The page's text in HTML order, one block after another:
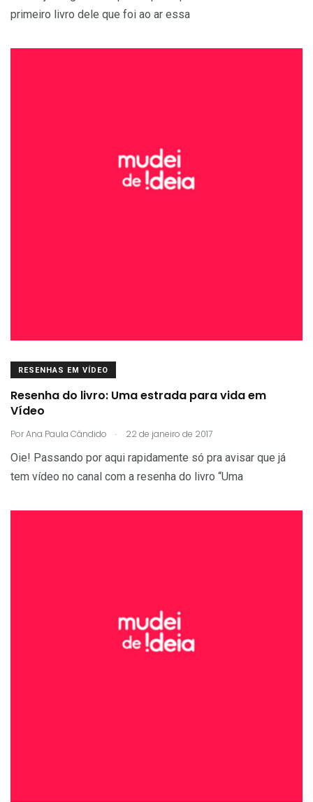
primeiro livro dele que foi ao ar essa
RESENHAS EM VÍDEO
Resenha do livro: Uma estrada para vida em
Vídeo
PorAna Paula Cândido . 22 de janeiro de 2017
Oie! Passando por aqui rapidamente só pra avisar que já
tem vídeo no canal com a resenha do livro “Uma